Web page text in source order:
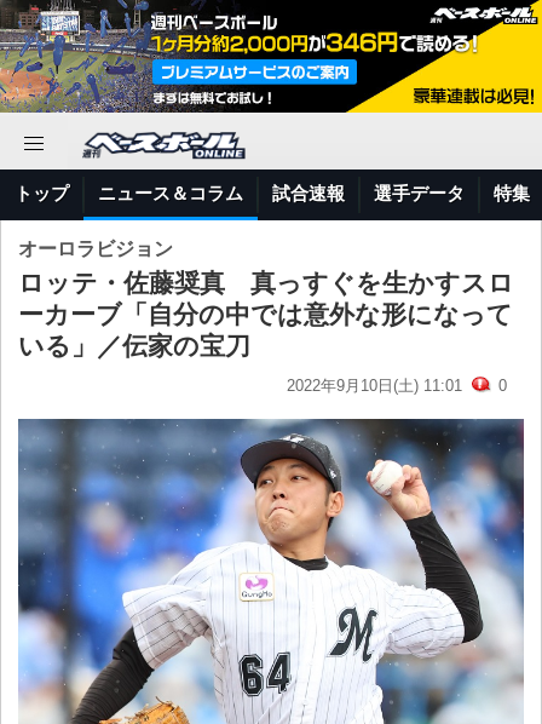
トップ ニュース＆コラム 試合速報 選手データ 特集
オーロラビジョン
ロッテ・佐藤奨真 真っすぐを生かすスロ
ーカーブ「自分の中では意外な形になって
いる」／伝家の宝刀
2022年9月10日(土) 11:01 0